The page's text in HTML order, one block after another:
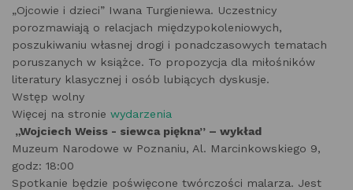
„Ojcowie i dzieci” Iwana Turgieniewa. Uczestnicy
porozmawiają o relacjach międzypokoleniowych,
poszukiwaniu własnej drogi i ponadczasowych tematach
poruszanych w książce. To propozycja dla miłośników
literatury klasycznej i osób lubiących dyskusje.
Wstęp wolny
Więcej na stronie wydarzenia
„Wojciech Weiss - siewca piękna” – wykład
Muzeum Narodowe w Poznaniu, Al. Marcinkowskiego 9,
godz: 18:00
Spotkanie będzie poświęcone twórczości malarza. Jest